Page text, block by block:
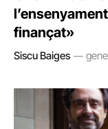
finançat»
Siscu Baiges